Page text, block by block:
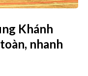
Khánh
nhanh